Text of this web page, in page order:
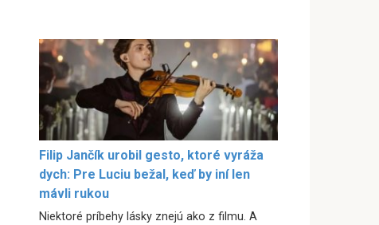
Filip Jančík urobil gesto, ktoré vyráža
dych: Pre Luciu bežal, keď by iní len
mávli rukou
Niektoré príbehy lásky znejú ako z filmu. A